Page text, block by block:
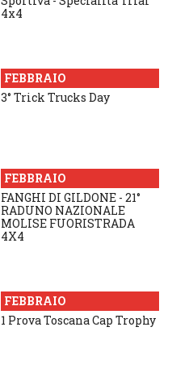
4x4
FEBBRAIO
3° Trick Trucks Day
FEBBRAIO
FANGHI DI GILDONE - 21°
RADUNO NAZIONALE
MOLISE FUORISTRADA
4X4
FEBBRAIO
1 Prova Toscana Cap Trophy